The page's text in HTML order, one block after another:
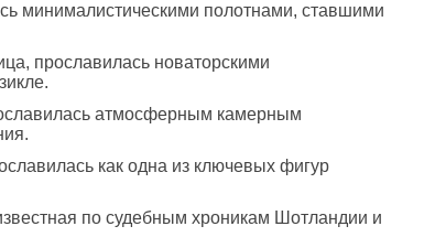
минималистическими полотнами, ставшими
прославилась новаторскими
атмосферным камерным
как одна из ключевых фигур
по судебным хроникам Шотландии и